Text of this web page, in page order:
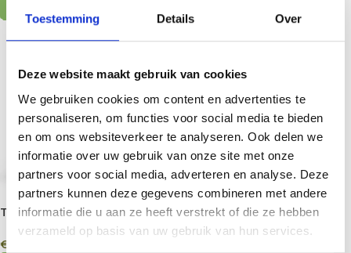
Toestemming Details Over
Deze website maakt gebruik van cookies
We gebruiken cookies om content en advertenties te
personaliseren, om functies voor social media te bieden
en om ons websiteverkeer te analyseren. Ook delen we
informatie over uw gebruik van onze site met onze
partners voor social media, adverteren en analyse. Deze
partners kunnen deze gegevens combineren met andere
informatie die u aan ze heeft verstrekt of die ze hebben
verzameld op basis van uw gebruik van hun services.
Tampanensis Magic Truffles
15g / 25g
€